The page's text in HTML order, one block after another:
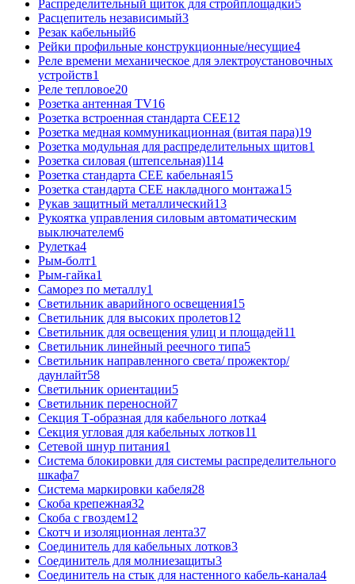
Распределительный щиток для стройплощадки5
Расцепитель независимый3
Резак кабельный6
Рейки профильные конструкционные/несущие4
Реле времени механическое для электроустановочных
устройств1
Реле тепловое20
Розетка антенная TV16
Розетка встроенная стандарта CEE12
Розетка медная коммуникационная (витая пара)19
Розетка модульная для распределительных щитов1
Розетка силовая (штепсельная)114
Розетка стандарта СЕЕ кабельная15
Розетка стандарта СЕЕ накладного монтажа15
Рукав защитный металлический13
Рукоятка управления силовым автоматическим
выключателем6
Рулетка4
Рым-болт1
Рым-гайка1
Саморез по металлу1
Светильник аварийного освещения15
Светильник для высоких пролетов12
Светильник для освещения улиц и площадей11
Светильник линейный реечного типа5
Светильник направленного света/ прожектор/
даунлайт58
Светильник ориентации5
Светильник переносной7
Секция Т-образная для кабельного лотка4
Секция угловая для кабельных лотков11
Сетевой шнур питания1
Система блокировки для системы распределительного
шкафа7
Система маркировки кабеля28
Скоба крепежная32
Скоба с гвоздем12
Скотч и изоляционная лента37
Соединитель для кабельных лотков3
Соединитель для молниезащиты3
Соединитель на стык для настенного кабель-канала4